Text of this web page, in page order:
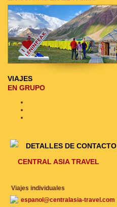
VIAJES
EN GRUPO
DETALLES DE CONTACTO
CENTRAL ASIA TRAVEL
Viajes individuales
espanol@centralasia-travel.com